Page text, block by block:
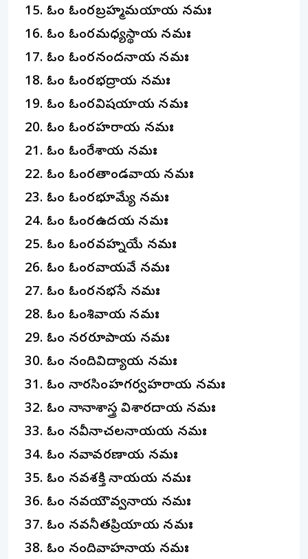
ఓం ఓంకారబ్రహ్మమయాయ నమః
ఓం ఓంకారమధ్యస్థాయ నమః
ఓం ఓంకారనందనాయ నమః
ఓం ఓంకారభద్రాయ నమః
ఓం ఓంకారవిషయాయ నమః
ఓం ఓంకారహరాయ నమః
ఓం ఓంకారేశాయ నమః
ఓం ఓంకారతాండవాయ నమః
ఓం ఓంకారభూమ్యే నమః
ఓం ఓంకారఉదకాయ నమః
ఓం ఓంకారవహ్నయే నమః
ఓం ఓంకారవాయవే నమః
ఓం ఓంకారనభసే నమః
ఓం ఓంశివాయ నమః
ఓం నకారరూపాయ నమః
ఓం నందివిద్యాయ నమః
ఓం నారసింహగర్వహరాయ నమః
ఓం నానాశాస్త్ర విశారదాయ నమః
ఓం నవీనాచలనాయకాయ నమః
ఓం నవావరణాయ నమః
ఓం నవశక్తి నాయకాయ నమః
ఓం నవయౌవ్వనాయ నమః
ఓం నవనీతప్రియాయ నమః
ఓం నందివాహనాయ నమః